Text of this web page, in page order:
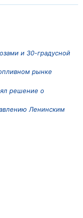
и 30-градусной
рынке
решение о
Ленинским